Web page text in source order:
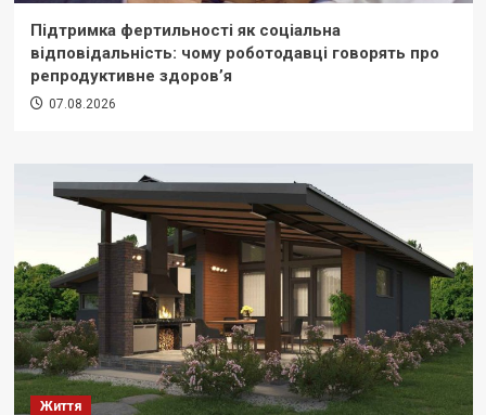
Підтримка фертильності як соціальна
відповідальність: чому роботодавці говорять про
репродуктивне здоров’я
07.08.2026
Життя